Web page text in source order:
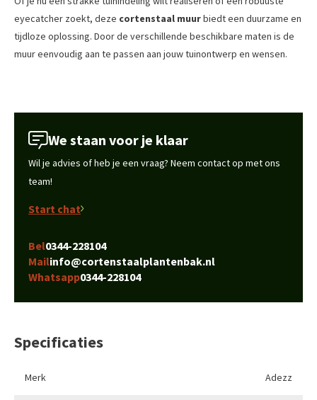
eyecatcher zoekt, deze cortenstaal muurbiedt een duurzame en
tijdloze oplossing. Door de verschillende beschikbare maten is de
muur eenvoudig aan te passen aan jouw tuinontwerp en wensen.
We staan voor je klaar
Wil je advies of heb je een vraag? Neem contact op met ons
team!
Start chat
Bel0344-228104
Mailinfo@cortenstaalplantenbak.nl
Whatsapp0344-228104
Specificaties
Merk Adezz